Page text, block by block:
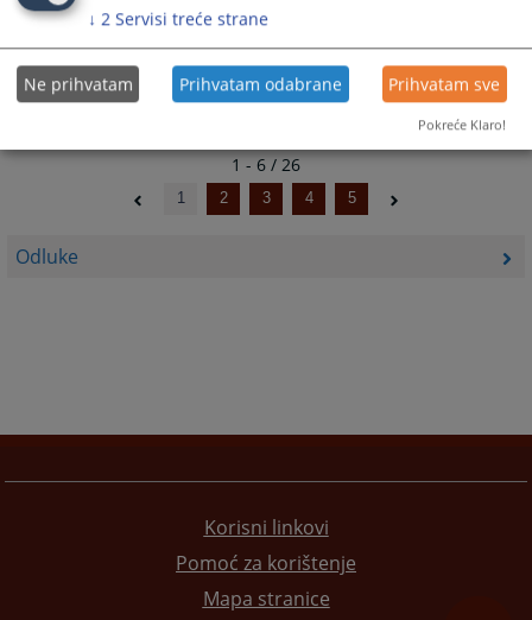
Odluke
1 - 6 / 26
1 2 3 4 5
Korisni linkovi
Pomoć za korištenje
Mapa stranice
↓ 2 Servisi treće strane
Ne prihvatam Prihvatam odabrane Prihvatam sve
Pokreće Klaro!